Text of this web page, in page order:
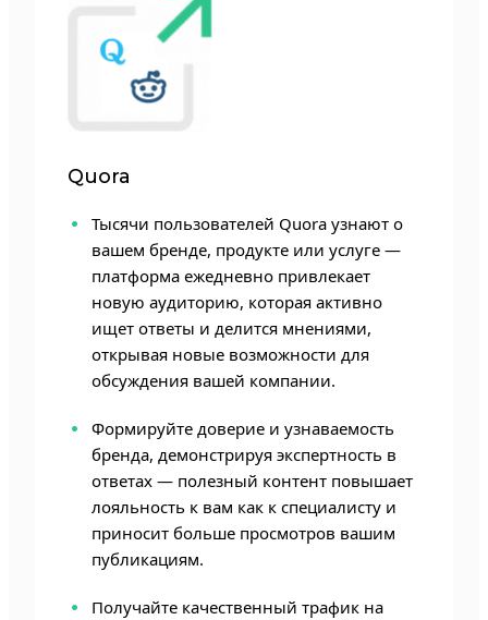
Quora
Тысячи пользователей Quora узнают о
вашем бренде, продукте или услуге —
платформа ежедневно привлекает
новую аудиторию, которая активно
ищет ответы и делится мнениями,
открывая новые возможности для
обсуждения вашей компании.
Формируйте доверие и узнаваемость
бренда, демонстрируя экспертность в
ответах — полезный контент повышает
лояльность к вам как к специалисту и
приносит больше просмотров вашим
публикациям.
Получайте качественный трафик на